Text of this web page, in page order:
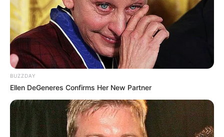
προχωρήσει η διαδικασία με το DONATE, ΔΕΝ
πρέπει να τσεκάρετε το κουτί που σας ζητάει να
διατηρήσει τα στοιχεία σας)…ΕΑΝ ΚΑΠΟΙΟΙ ΔΕΝ
ΘΕΛΕΤΕ ΝΑ ΔΩΣΕΤΕ ΣΤΟΙΧΕΙΑ ΤΗΣ ΚΑΡΤΑΣ
ΣΑΣ ΣΤΟ ΔΙΑΔΙΚΤΥΟ, Η ΑΠΛΑ ΔΕΝ ΤΑ
ΚΑΤΑΦΕΡΝΕΤΕ ΜΕ ΑΥΤΑ, ΜΠΟΡΕΙΤΕ ΝΑ ΜΟΥ
ΚΑΤΑΘΕΣΕΤΕ ΣΕ ΛΟΓΑΡΙΑΣΜΟ ΣΤΗΝ ΕΘΝΙΚΗ
ΜΕ IBAN GR9501104880000048834149733
(ΣΤΟ ΟΝΟΜΑ ΕΥΤΥΧΙΑ ΝΙΚΑ) ΓΡΑΦΟΝΤΑΣ ΩΣ
ΔΙΚΑΙΟΛΟΓΙΑ “ΔΩΡΕΑ” ΚΑΙ ΑΝ ΘΕΛΕΤΕ ΚΑΙ ΤΟ
ΟΝΟΜΑ ΣΑΣ ΓΙΑ ΝΑ ΜΠΟΡΩ ΝΑ ΞΕΡΩ ΠΟΙΟΙ ΜΕ
BUZZDAY
Ellen DeGeneres Confirms Her New Partner